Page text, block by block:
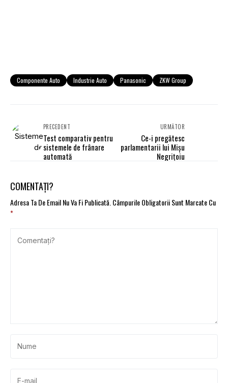
Componente Auto Industrie Auto Panasonic ZKW Group
PRECEDENT
Test comparativ pentru
sistemele de frânare
automată
URMĂTOR
Ce-i pregătesc
parlamentarii lui Mişu
Negriţoiu
COMENTAȚI?
Adresa Ta De Email Nu Va Fi Publicată.Câmpurile Obligatorii Sunt Marcate Cu
*